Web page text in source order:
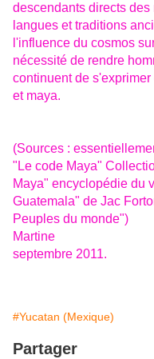
descendants directs
langues et traditions
l'influence du cosmos
nécessité de rendre
continuent de
et maya.
(Sources :
"Le code Maya"
Maya" encyclopédie du
Guatemala" de Jac
Peuples du monde")
Martine
septembre 2011.
#Yucatan (Mexique)
Partager